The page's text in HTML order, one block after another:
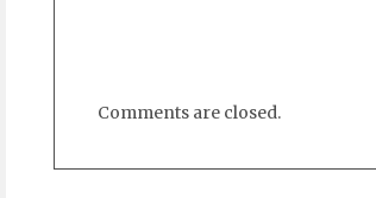
Comments are closed.